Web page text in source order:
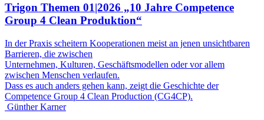
Trigon Themen 01|2026 „10 Jahre Competence
Group 4 Clean Produktion“
In der Praxis scheitern Kooperationen meist an jenen unsichtbaren
Barrieren, die zwischen
Unternehmen, Kulturen, Geschäftsmodellen oder vor allem
zwischen Menschen verlaufen.
Dass es auch anders gehen kann, zeigt die Geschichte der
Competence Group 4 Clean Production (CG4CP).
Günther Karner